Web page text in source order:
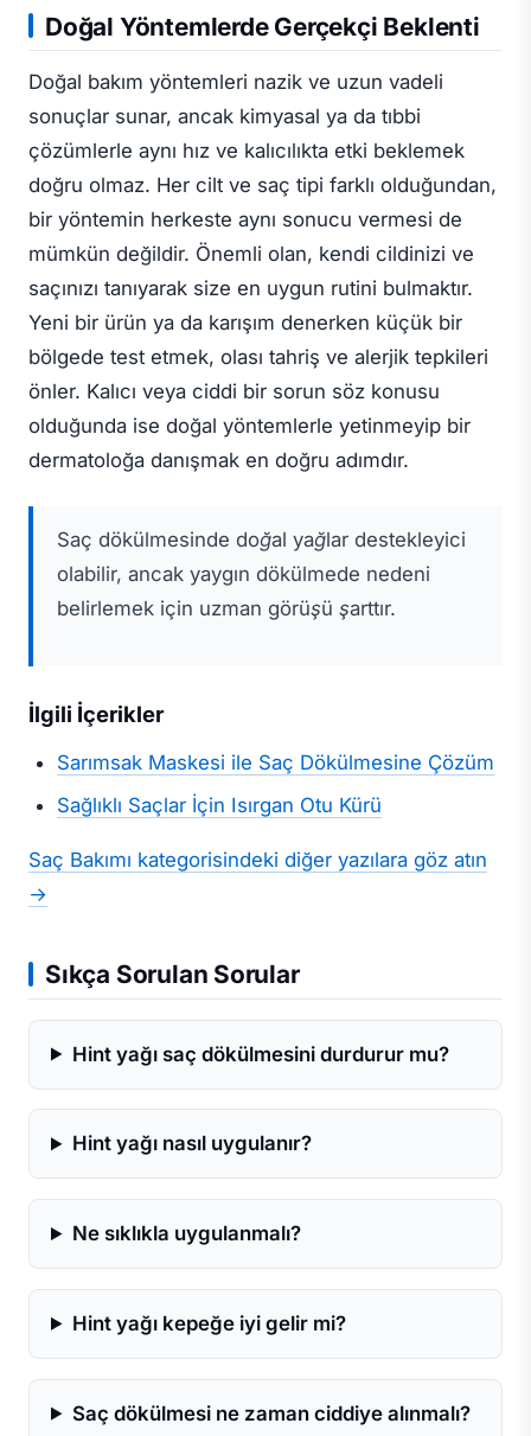
Doğal Yöntemlerde Gerçekçi Beklenti
Doğal bakım yöntemleri nazik ve uzun vadeli
sonuçlar sunar, ancak kimyasal ya da tıbbi
çözümlerle aynı hız ve kalıcılıkta etki beklemek
doğru olmaz. Her cilt ve saç tipi farklı olduğundan,
bir yöntemin herkeste aynı sonucu vermesi de
mümkün değildir. Önemli olan, kendi cildinizi ve
saçınızı tanıyarak size en uygun rutini bulmaktır.
Yeni bir ürün ya da karışım denerken küçük bir
bölgede test etmek, olası tahriş ve alerjik tepkileri
önler. Kalıcı veya ciddi bir sorun söz konusu
olduğunda ise doğal yöntemlerle yetinmeyip bir
dermatoloğa danışmak en doğru adımdır.
Saç dökülmesinde doğal yağlar destekleyici
olabilir, ancak yaygın dökülmede nedeni
belirlemek için uzman görüşü şarttır.
İlgili İçerikler
Sarımsak Maskesi ile Saç Dökülmesine Çözüm
Sağlıklı Saçlar İçin Isırgan Otu Kürü
Saç Bakımı kategorisindeki diğer yazılara göz atın
→
Sıkça Sorulan Sorular
Hint yağı saç dökülmesini durdurur mu?
Hint yağı nasıl uygulanır?
Ne sıklıkla uygulanmalı?
Hint yağı kepeğe iyi gelir mi?
Saç dökülmesi ne zaman ciddiye alınmalı?